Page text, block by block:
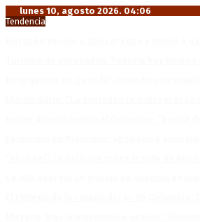
lunes 10, agosto 2026. 04:06
Tendencia